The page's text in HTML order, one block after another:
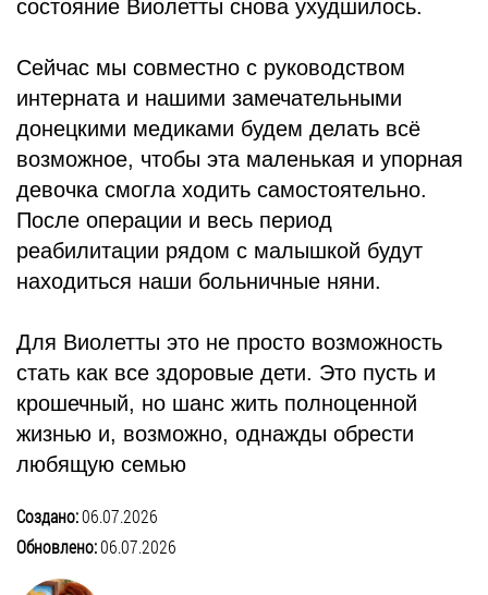
состояние Виолетты снова ухудшилось.
Сейчас мы совместно с руководством
интерната и нашими замечательными
донецкими медиками будем делать всё
возможное, чтобы эта маленькая и упорная
девочка смогла ходить самостоятельно.
После операции и весь период
реабилитации рядом с малышкой будут
находиться наши больничные няни.
Для Виолетты это не просто возможность
стать как все здоровые дети. Это пусть и
крошечный, но шанс жить полноценной
жизнью и, возможно, однажды обрести
любящую семью
Создано:06.07.2026
Обновлено:06.07.2026